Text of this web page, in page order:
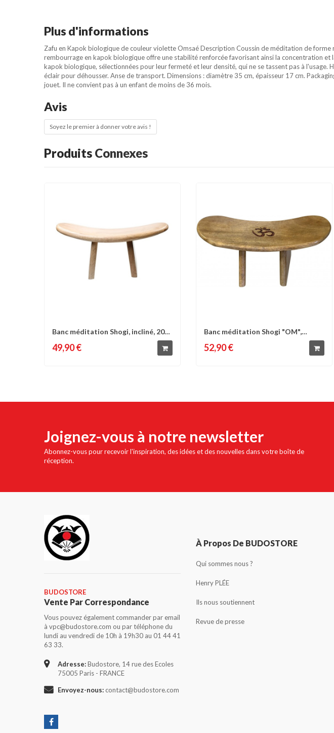
Plus d'informations
Zafu en Kapok biologique de couleur violette Omsaé Description Coussin de méditation de
rembourrage en kapok biologique offre une stabilité renforcée favorisant ainsi la concentration
kapok biologique, sélectionnées pour leur fermeté et leur densité, qui ne se tassent pas à
éclair pour déhousser. Anse de transport. Dimensions : diamètre 35 cm, épaisseur 17 cm.
jouet. Il ne convient pas à un enfant de moins de 36 mois.
Avis
Soyez le premier à donner votre avis !
Produits Connexes
Comparer Liste d'envies
Banc méditation Shogi, incliné, 20x
49,90 €
Comparer Liste d'envies
Banc méditation Shogi "OM",
52,90 €
Joignez-vous à notre newsletter
Abonnez-vous pour recevoir l'inspiration, des idées et des nouvelles dans votre boîte de
réception.
BUDOSTORE
Vente Par Correspondance
Vous pouvez également commander par email
à vpc@budostore.com ou par téléphone du
lundi au vendredi de 10h à 19h30 au 01 44 41
63 33.
Adresse:Budostore, 14 rue des Ecoles
75005 Paris - FRANCE
Envoyez-nous: contact@budostore.com
À Propos De BUDOSTORE
Qui sommes nous ?
Henry PLÉE
Ils nous soutiennent
Revue de presse